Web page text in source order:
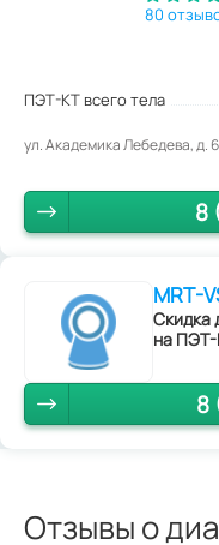
80
ПЭТ-КТ всего тела
ул. Академика Лебедева, д.
8
MRT-
Скидка
на ПЭТ-
8
Отзывы о